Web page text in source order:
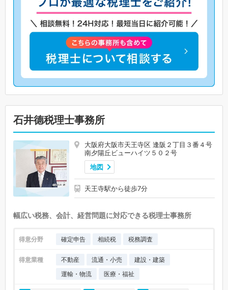
石井德税理士事務所
大阪府大阪市天王寺区 逢阪２丁目３番４号
南夕陽丘ビューハイツ５０２号
地図
天王寺駅から徒歩7分
幅広い税務、会計、経営問題に対応できる税理士事務所
得意分野 確定申告 相続税 税務調査
得意業種 不動産 流通・小売
建設・建築
運輸・物流
医療・福祉